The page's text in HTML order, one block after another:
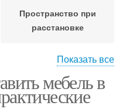
Пространство при
расстановке
Закрытые пространства
Показать все
мебель в